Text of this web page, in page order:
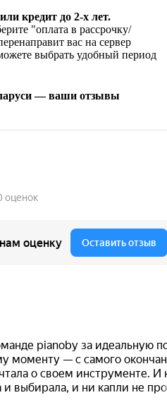
кредит до 2-х лет.
"оплата в рассрочку/
вас на сервер
выбрать удобный период
— ваши отзывы